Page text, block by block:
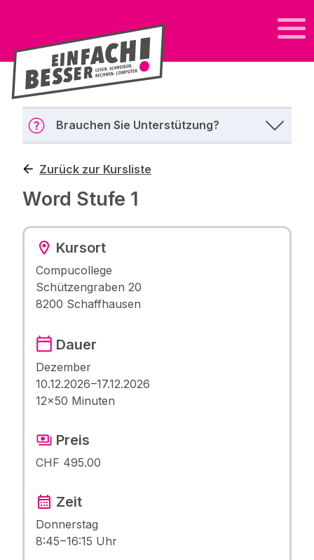
Brauchen Sie Unterstützung?
Zurück zur Kursliste
Word Stufe 1
Kursort
Compucollege
Schützengraben 20
8200 Schaffhausen
Dauer
Dezember
10.12.2026 –17.12.2026
12×50 Minuten
Preis
CHF 495.00
Zeit
Donnerstag
8:45 – 16:15 Uhr